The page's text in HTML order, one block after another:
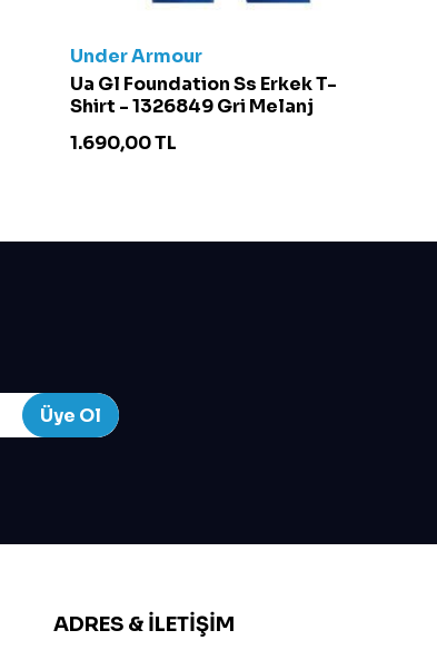
Under Armour
Ua Gl Foundation Ss Erkek T-
Shirt - 1326849 Gri Melanj
1.690,00TL
Üye Ol
ADRES & İLETIŞIM